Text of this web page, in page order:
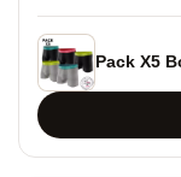
Pack X5